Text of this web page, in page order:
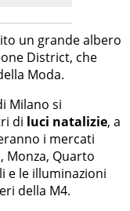
un grande albero
District, che
Moda.
Milano si
di luci natalizie, a
i mercati
Monza, Quarto
e le illuminazioni
della M4.